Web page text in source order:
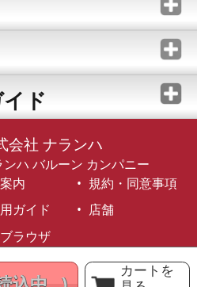
カートを
ド
会社 ナランハ
ンハ バルーン カンパニー
内
規約・同意事項
ガイド
店舗
ラウザ
Inc. All Rights Reserved.